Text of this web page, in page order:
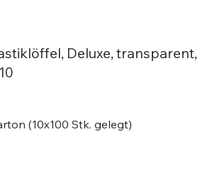
Deluxe, transparent,
(10x100 Stk. gelegt)